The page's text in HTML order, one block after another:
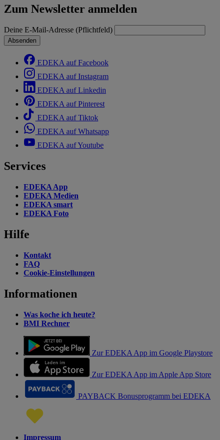
Zum Newsletter anmelden
Deine E-Mail-Adresse (Pflichtfeld)
Absenden
EDEKA auf Facebook
EDEKA auf Instagram
EDEKA auf Linkedin
EDEKA auf Pinterest
EDEKA auf Tiktok
EDEKA auf Whatsapp
EDEKA auf Youtube
Services
EDEKA App
EDEKA Medien
EDEKA smart
EDEKA Foto
Hilfe
Kontakt
FAQ
Cookie-Einstellungen
Informationen
Was koche ich heute?
BMI Rechner
Zur EDEKA App im Google Playstore
Zur EDEKA App im Apple App Store
PAYBACK Bonusprogramm bei EDEKA
Impressum